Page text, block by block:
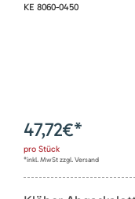
KE 8060-0450
47,72€*
pro Stück
*inkl. MwSt zzgl. Versand